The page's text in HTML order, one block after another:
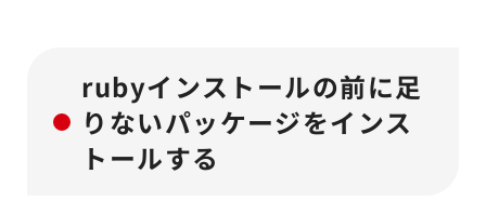
rubyインストールの前に足
りないパッケージをインス
トールする